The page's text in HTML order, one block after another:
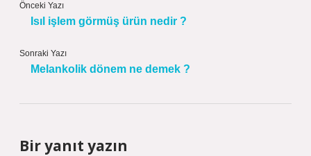
Önceki Yazı
Isıl işlem görmüş ürün nedir ?
Sonraki Yazı
Melankolik dönem ne demek ?
Bir yanıt yazın